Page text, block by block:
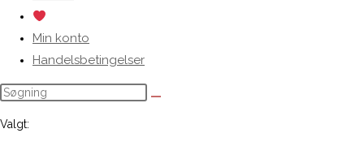
Min konto
Handelsbetingelser
Valgt: